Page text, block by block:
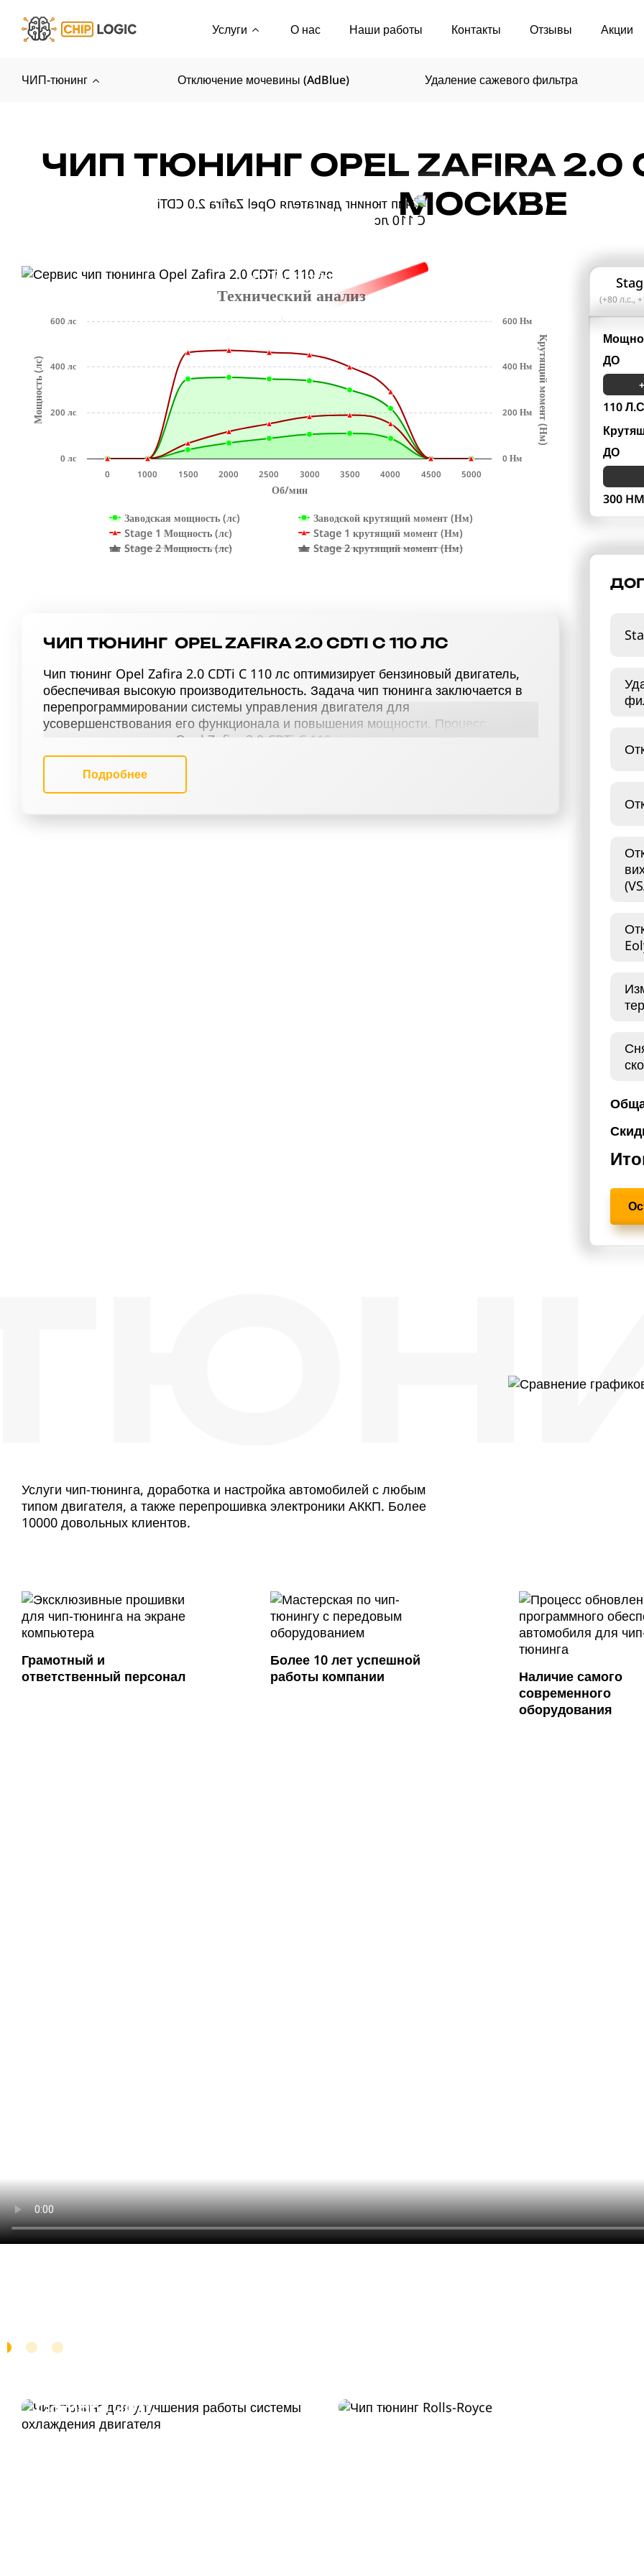
Услуги О нас Наши работы Контакты Отзывы Акции
ЧИП-тюнинг Отключение мочевины (AdBlue) Удаление сажевого фильтра
ЧИП ТЮНИНГ OPEL ZAFIRA 2.0
МОСКВЕ
x1000r/min
Об/мин
Мощность (лс) К
р
у
т
я
щ
и
й
м
о
м
е
н
т
(
Н
м
)
Технический анализ
Заводская мощность (лс)
Заводской крутящий момент (Нм)
Stage 1 Мощность (лс)
Stage 1 крутящий момент (Нм)
Stage 2 Мощность (лс)
Stage 2 крутящий момент (Нм)
0 1000 1500 2000 2500 3000 3500 4000 4500 5000
0 лс
200 лс
400 лс
600 лс
0 Нм
200 Нм
400 Нм
600 Нм
ЧИП ТЮНИНГ OPEL ZAFIRA 2.0 CDTI C 110 ЛС
Чип тюнинг Opel Zafira 2.0 CDTi C 110 лс оптимизирует бензиновый двигатель,
обеспечивая высокую производительность. Задача чип тюнинга заключается в
перепрограммировании системы управления двигателя для
усовершенствования его функционала и повышения мощности. Процесс
усовершенствования Opel Zafira 2.0 CDTi C 110 лс, включающий в себя чип
тюнинг (stage 1 и stage 2), отключение катализатора (Евро-2), отключение
функции Evap, деактивацию EGR, активацию отстрелов, выключение вихревых
заслонок, настройку терморегуляции и снятие ограничения скорости
Подробнее
(+80 л.с.,
ДО
110
ДО
300 HM
Услуги чип-тюнинга, доработка и настройка автомобилей с любым
типом двигателя, а также перепрошивка электроники АККП. Более
10000 довольных клиентов.
Грамотный и
ответственный персонал
Более 10 лет успешной
работы компании
Наличие самого
современного
оборудования
Camaro 2011